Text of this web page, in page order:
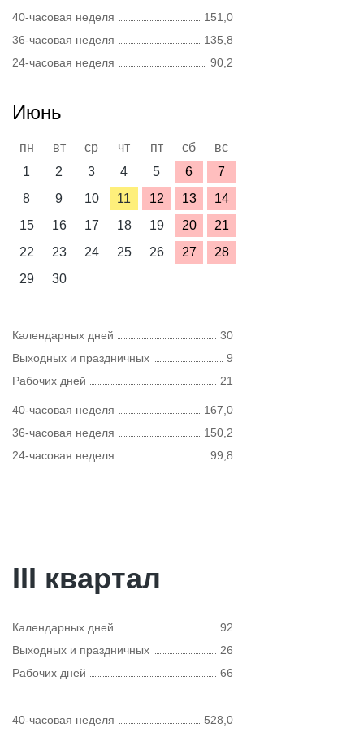
40-часовая неделя
151,0
36-часовая неделя
135,8
24-часовая неделя
90,2
Июнь
пн вт ср чт пт сб
вс
1
2 3 4 5 6
7
8
9 10 11 12 13
14
15
16 17 18 19 20
21
22
23 24 25 26 27
28
29
30
Календарных дней
30
Выходных и праздничных
9
Рабочих дней
21
40-часовая неделя
167,0
36-часовая неделя
150,2
24-часовая неделя
99,8
III квартал
Календарных дней
92
Выходных и праздничных
26
Рабочих дней
66
40-часовая неделя 528,0